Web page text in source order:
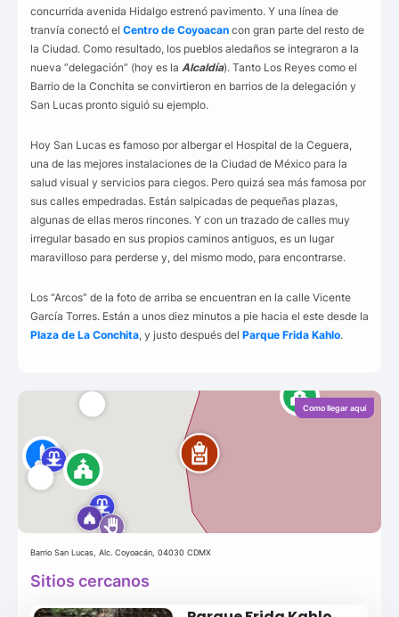
concurrida avenida Hidalgo estrenó pavimento. Y una línea de
tranvía conectó el Centro de Coyoacan con gran parte del resto de
la Ciudad. Como resultado, los pueblos aledaños se integraron a la
nueva “delegación” (hoy es la Alcaldía). Tanto Los Reyes como el
Barrio de la Conchita se convirtieron en barrios de la delegación y
San Lucas pronto siguió su ejemplo.
Hoy San Lucas es famoso por albergar el Hospital de la Ceguera,
una de las mejores instalaciones de la Ciudad de México para la
salud visual y servicios para ciegos. Pero quizá sea más famosa por
sus calles empedradas. Están salpicadas de pequeñas plazas,
algunas de ellas meros rincones. Y con un trazado de calles muy
irregular basado en sus propios caminos antiguos, es un lugar
maravilloso para perderse y, del mismo modo, para encontrarse.
Los “Arcos” de la foto de arriba se encuentran en la calle Vicente
García Torres. Están a unos diez minutos a pie hacia el este desde la
Plaza de La Conchita , y justo después del Parque Frida Kahlo.
Como llegar aquí
Barrio San Lucas, Alc. Coyoacán, 04030 CDMX
Sitios cercanos